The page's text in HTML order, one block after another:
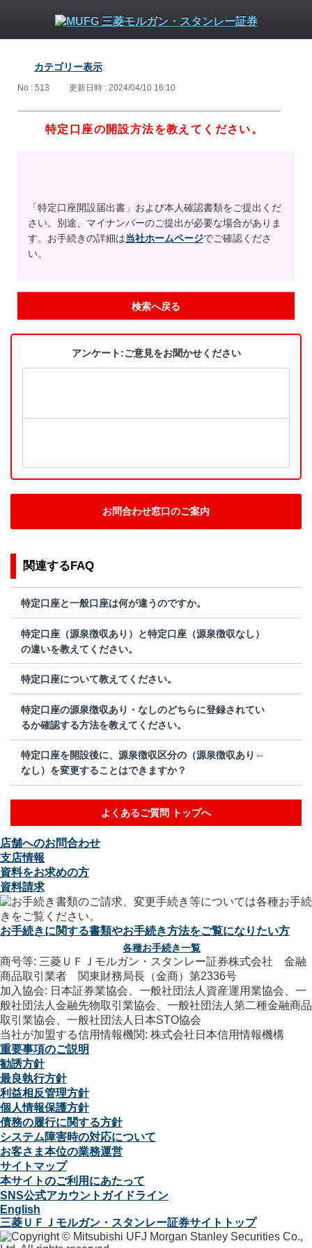
カテゴリー表示
No : 513 更新日時 : 2024/04/10 16:10
特定口座の開設方法を教えてください。
「特定口座開設届出書」および本人確認書類をご提出くだ
さい。別途、マイナンバーのご提出が必要な場合がありま
す。お手続きの詳細は当社ホームページでご確認くださ
い。
検索へ戻る
アンケート:ご意見をお聞かせください
お問合わせ窓口のご案内
関連するFAQ
特定口座と一般口座は何が違うのですか。
特定口座（源泉徴収あり）と特定口座（源泉徴収なし）
の違いを教えてください。
特定口座について教えてください。
特定口座の源泉徴収あり・なしのどちらに登録されてい
るか確認する方法を教えてください。
特定口座を開設後に、源泉徴収区分の（源泉徴収あり⇔
なし）を変更することはできますか？
よくあるご質問 トップへ
店舗へのお問合わせ
支店情報
資料をお求めの方
資料請求
お手続きに関する書類やお手続き方法をご覧になりたい方
各種お手続き一覧
商号等: 三菱ＵＦＪモルガン・スタンレー証券株式会社 金融
商品取引業者 関東財務局長（金商）第2336号
加入協会: 日本証券業協会、一般社団法人資産運用業協会、一
般社団法人金融先物取引業協会、一般社団法人第二種金融商品
取引業協会、一般社団法人日本STO協会
当社が加盟する信用情報機関: 株式会社日本信用情報機構
重要事項のご説明
勧誘方針
最良執行方針
利益相反管理方針
個人情報保護方針
債務の履行に関する方針
システム障害時の対応について
お客さま本位の業務運営
サイトマップ
本サイトのご利用にあたって
SNS公式アカウントガイドライン
English
三菱ＵＦＪモルガン・スタンレー証券サイトトップ